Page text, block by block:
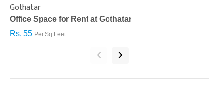
Gothatar
Office Space for Rent at Gothatar
Rs. 55 Per Sq.Feet
‹ ›